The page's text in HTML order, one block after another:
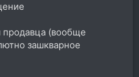
(вообще
зашкварное